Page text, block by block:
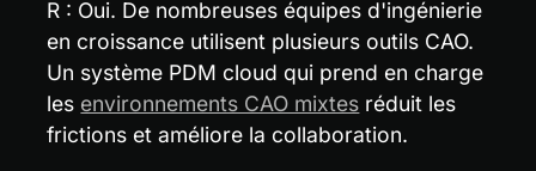
R : Oui. De nombreuses équipes d'ingénierie
en croissance utilisent plusieurs outils CAO.
Un système PDM cloud qui prend en charge
les environnements CAO mixtes réduit les
frictions et améliore la collaboration.